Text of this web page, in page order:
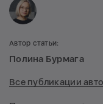
Автор статьи:
Полина Бурмага
Все публикации